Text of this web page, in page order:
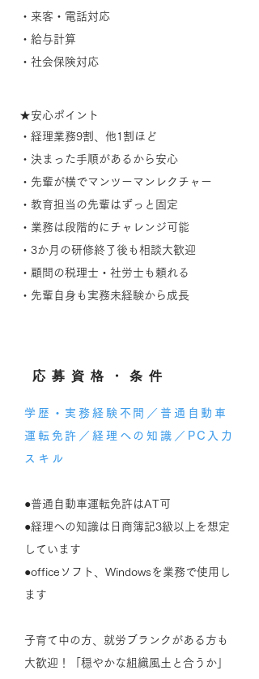
・来客・電話対応
・給与計算
・社会保険対応​
★安心ポイント
・経理業務9割、他1割ほど
・決まった手順があるから安心
・先輩が横でマンツーマンレクチャー
・教育担当の先輩はずっと固定
・業務は段階的にチャレンジ可能
・3か月の研修終了後も相談大歓迎
・顧問の税理士・社労士も頼れる
​・先輩自身も実務未経験から成長
​応募資格・条件
学歴・実務経験不問／普通自動車
運転免許／経理への知識／PC入力
スキル
​●普通自動車運転免許はAT可
●経理への知識は日商簿記3級以上を想定
しています
●officeソフト、Windowsを業務で使用し
ます
子育て中の方、就労ブランクがある方も
大歓迎！「穏やかな組織風土と合うか」